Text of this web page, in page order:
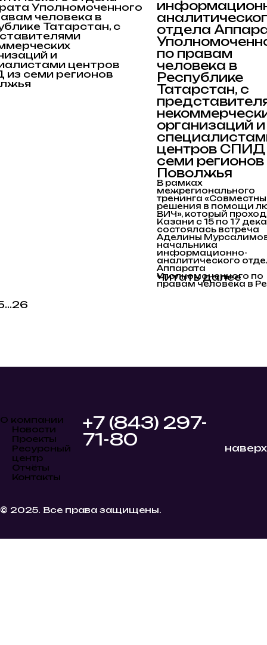
отдела
по правам
человека в
Республике
Татарстан, с
организаций и
центров СПИД
семи регионов
Поволжья
В рамках
межрегионального
тренинга
решения в помощи
ВИЧ», который
Казани с 15 по 17
состоялась встреча
Аделины
начальника
информационно-
аналитического
Аппарата
Уполномоченного по
правам человека в
Читать далее
...26
О компании
Новости
Проекты
Ресурсный
центр
Отчёты
Контакты
+7 (843) 297-
71-80
наверх
© 2025. Все права защищены.